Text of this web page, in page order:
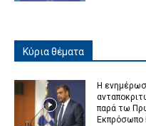
Κύρια θέματα
Η
παρά τω
Εκπρόσωπο